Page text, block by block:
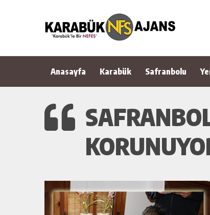
Anasayfa Karabük Safranbolu